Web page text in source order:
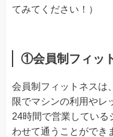
てみてください！）
①会員制フィッ
会員制フィットネスは
限でマシンの利用やレ
24時間で営業している
わせて通うことができ